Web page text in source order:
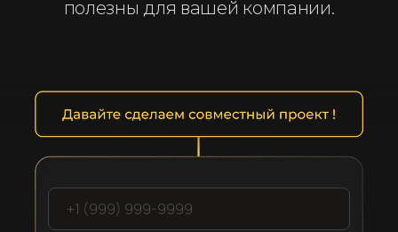
полезны для вашей компании.